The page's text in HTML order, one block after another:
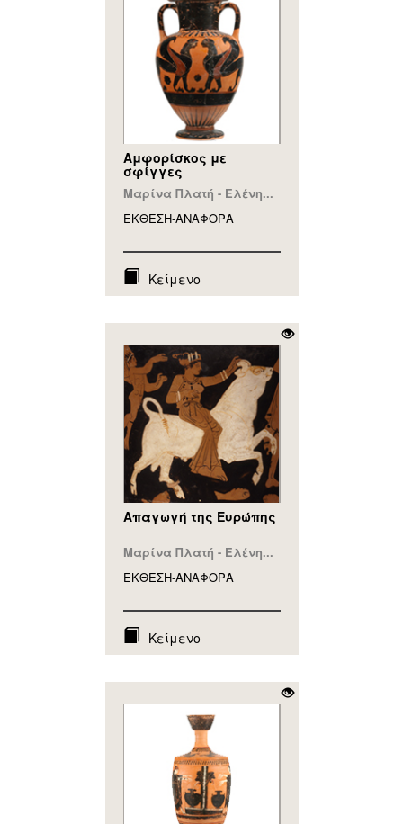
Αμφορίσκος με
σφίγγες
Μαρίνα Πλατή - Ελένη...
ΕΚΘΕΣΗ-ΑΝΑΦΟΡA
Κείμενο
Απαγωγή της Ευρώπης
Μαρίνα Πλατή - Ελένη...
ΕΚΘΕΣΗ-ΑΝΑΦΟΡA
Κείμενο